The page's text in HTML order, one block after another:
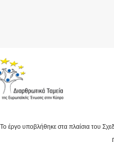
Το έργο υποβλήθηκε στα πλαίσια του